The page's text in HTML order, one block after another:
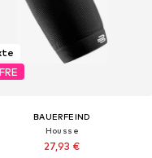
BAUERFEIND
Housse
27,93 €